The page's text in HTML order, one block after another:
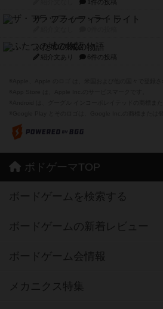
1件の投稿
ザ・フラッフィー・ライト
ふたつの城の物語
紹介文あり 6件の投稿
ボドゲーマTOP
ボードゲームを検索する
ボードゲームの新着レビュー
ボードゲーム会情報
メカニクス特集